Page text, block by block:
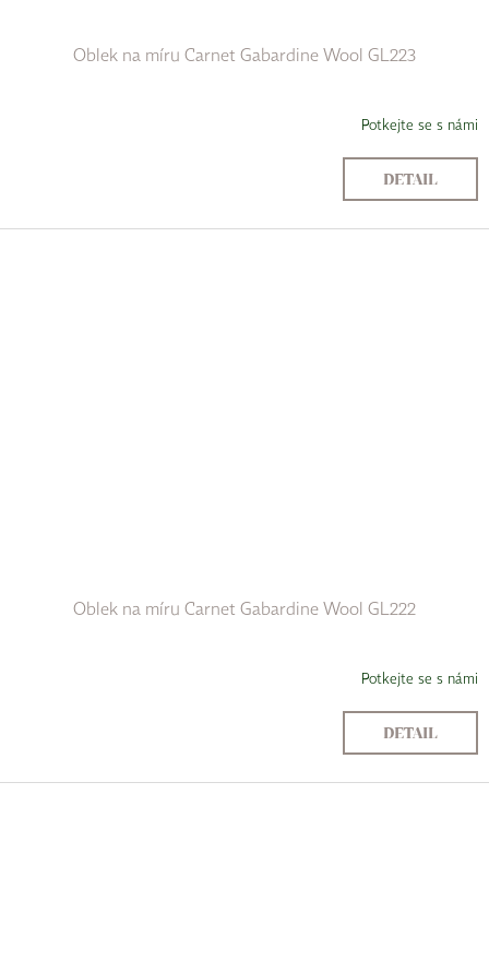
Oblek na míru Carnet Gabardine Wool GL223
Potkejte se s námi
DETAIL
Oblek na míru Carnet Gabardine Wool GL222
Potkejte se s námi
DETAIL